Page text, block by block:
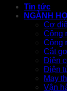
Tin tức
NGÀNH
Cơ
Công
Công
Cắt
Điện
Điện
May
Vận